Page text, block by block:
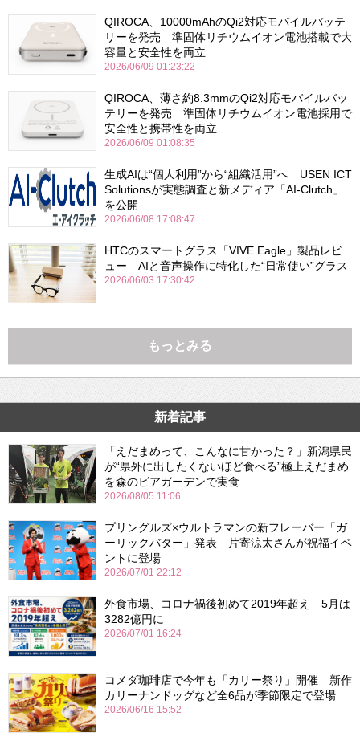
QIROCA、10000mAhのQi2対応モバイルバッテ
リーを発売 準固体リチウムイオン電池搭載で大
容量と安全性を両立
2026/06/09 01:23:22
QIROCA、薄さ約8.3mmのQi2対応モバイルバッ
テリーを発売 準固体リチウムイオン電池採用で
安全性と携帯性を両立
2026/06/09 01:08:35
生成AIは“個人利用”から“組織活用”へ USEN ICT
Solutionsが実態調査と新メディア「AI-Clutch」
を公開
2026/06/08 17:08:47
HTCのスマートグラス「VIVE Eagle」製品レビ
ュー AIと音声操作に特化した“日常使い”グラス
2026/06/03 17:30:42
もっとみる
新着記事
「えだまめって、こんなに甘かった？」新潟県民
が“県外に出したくないほど食べる”極上えだまめ
を森のビアガーデンで実食
2026/08/05 11:06
プリングルズ×ウルトラマンの新フレーバー「ガ
ーリックバター」発表 片寄涼太さんが祝福イベ
ントに登場
2026/07/01 22:12
外食市場、コロナ禍後初めて2019年超え 5月は
3282億円に
2026/07/01 16:24
コメダ珈琲店で今年も「カリー祭り」開催 新作
カリーナンドッグなど全6品が季節限定で登場
2026/06/16 15:52